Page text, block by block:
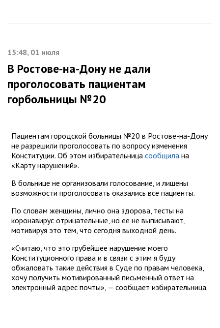
15:48, 01 июля
В Ростове-на-Дону не дали
проголосовать пациентам
горбольницы №20
Пациентам городской больницы №20 в Ростове-на-Дону
не разрешили проголосовать по вопросу изменения
Конституции. Об этом избирательница сообщила на
«Карту нарушений».
В больнице не организовали голосование, и лишены
возможности проголосовать оказались все пациенты.
По словам женщины, лично она здорова, тесты на
коронавирус отрицательные, но ее не выписывают,
мотивируя это тем, что сегодня выходной день.
«Считаю, что это грубейшее нарушение моего
Конституционного права и в связи с этим я буду
обжаловать такие действия в Суде по правам человека,
хочу получить мотивированный письменный ответ на
электронный адрес почты», — сообщает избирательница.